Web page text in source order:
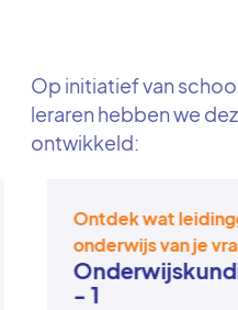
Op initiatief van
leraren hebben we
ontwikkeld:
Ontdek wat
onderwijs van je
- 1